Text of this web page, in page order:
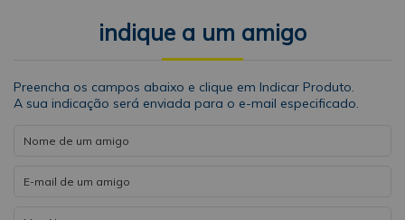
indique a um amigo
Preencha os campos abaixo e clique em Indicar Produto.
A sua indicação será enviada para o e-mail especificado.